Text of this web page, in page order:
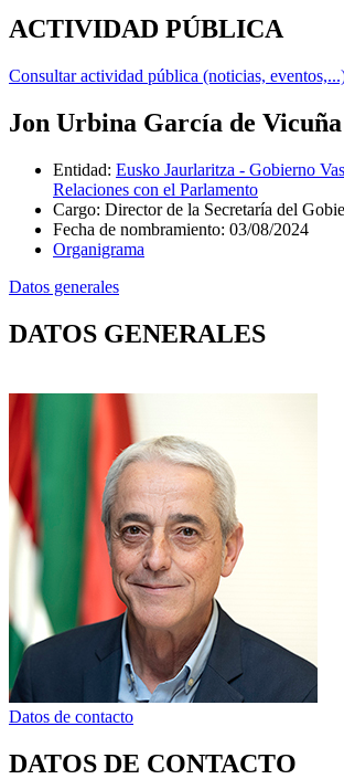
ACTIVIDAD PÚBLICA
Consultar actividad pública (noticias,
Jon Urbina García de Vicuña
Entidad: Eusko Jaurlaritza - Gobierno
Relaciones con el Parlamento
Cargo: Director de la Secretaría del
Fecha de nombramiento: 03/08/2024
Organigrama
Datos generales
DATOS GENERALES
Datos de contacto
DATOS DE CONTACTO